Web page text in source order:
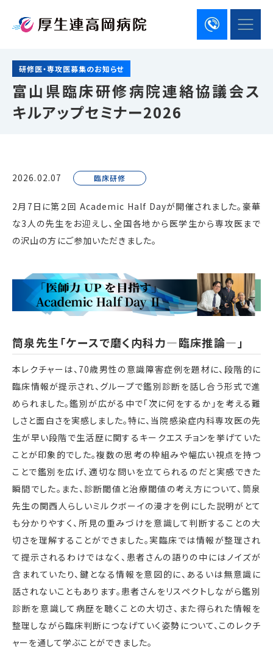
研修医・専攻医募集のお知らせ
富山県臨床研修病院連絡協議会ス
キルアップセミナー2026
2026.02.07 臨床研修
2月7日に第２回 Academic Half Dayが開催されました。豪華
な3人の先生をお迎えし、全国各地から医学生から専攻医まで
の沢山の方にご参加いただきました。
筒泉先生「ケースで磨く内科力―臨床推論―」
本レクチャーは、70歳男性の意識障害症例を題材に、段階的に
臨床情報が提示され、グループで鑑別診断を話し合う形式で進
められました。鑑別が広がる中で「次に何をするか」を考える難
しさと面白さを実感しました。特に、当院感染症内科専攻医の先
生が早い段階で生活歴に関するキークエスチョンを挙げていた
ことが印象的でした。複数の思考の枠組みや幅広い視点を持つ
ことで鑑別を広げ、適切な問いを立てられるのだと実感できた
瞬間でした。また、診断閾値と治療閾値の考え方について、筒泉
先生の関西人らしいミルクボーイの漫才を例にした説明がとて
も分かりやすく、所見の重みづけを意識して判断することの大
切さを理解することができました。実臨床では情報が整理され
て提示されるわけではなく、患者さんの語りの中にはノイズが
含まれていたり、鍵となる情報を意図的に、あるいは無意識に
話されないこともあります。患者さんをリスペクトしながら鑑別
診断を意識して病歴を聴くことの大切さ、また得られた情報を
整理しながら臨床判断につなげていく姿勢について、このレクチ
ャーを通して学ぶことができました。